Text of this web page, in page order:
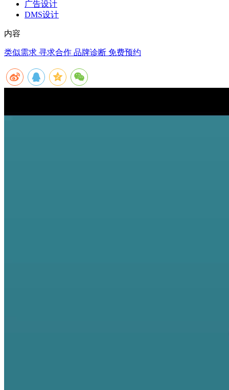
广告设计
DMS设计
内容
类似需求 寻求合作 品牌诊断 免费预约